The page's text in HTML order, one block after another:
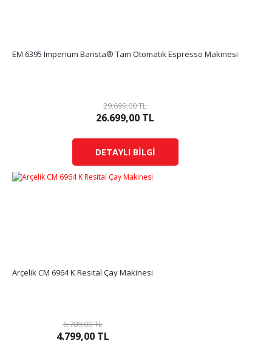
EM 6395 Imperium Barista® Tam Otomatik Espresso Makinesi
29.699,00 TL
26.699,00 TL
DETAYLI BİLGİ
Arçelik CM 6964 K Resital Çay Makinesi
6.789,00 TL
4.799,00 TL